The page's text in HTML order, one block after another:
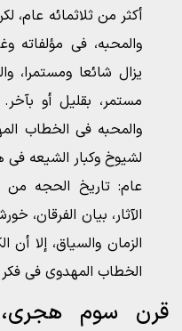
أکثر من ثلاثمائه عام،
والمحبه، فی مؤلفاته
یزال شائعا ومستمرا،
مستمر، بقلیل أو
والمحبه فی الخطاب
عام: تاریخ الحجه من
الآثار، بیان الفرقان،
الزمان والسیاق، إلا
الخطاب المهدوی فی فکر
قرن سوم